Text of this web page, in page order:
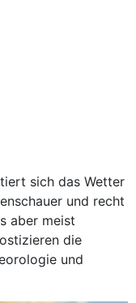
sich das Wetter
und recht
aber meist
die
und